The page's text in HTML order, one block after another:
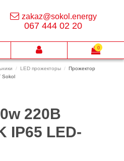
LED прожекторы
Прожектор
220В
IP65 LED-
zakaz@sokol.energy
067 444 02 20
0